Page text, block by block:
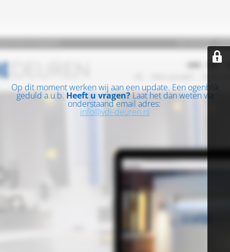
Op dit moment werken wij aan een update. Een ogenblik
geduld a.u.b. Heeft u vragen? Laat het dan weten via
onderstaand email adres:
info@vdi-deuren.nl